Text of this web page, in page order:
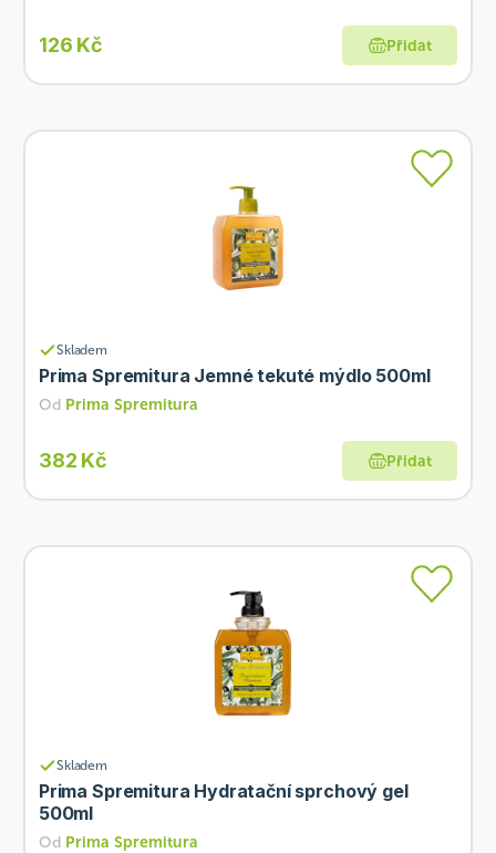
126 Kč Přidat
Skladem
Prima Spremitura Jemné tekuté mýdlo 500ml
Od Prima Spremitura
382 Kč Přidat
Skladem
Prima Spremitura Hydratační sprchový gel
500ml
Od Prima Spremitura